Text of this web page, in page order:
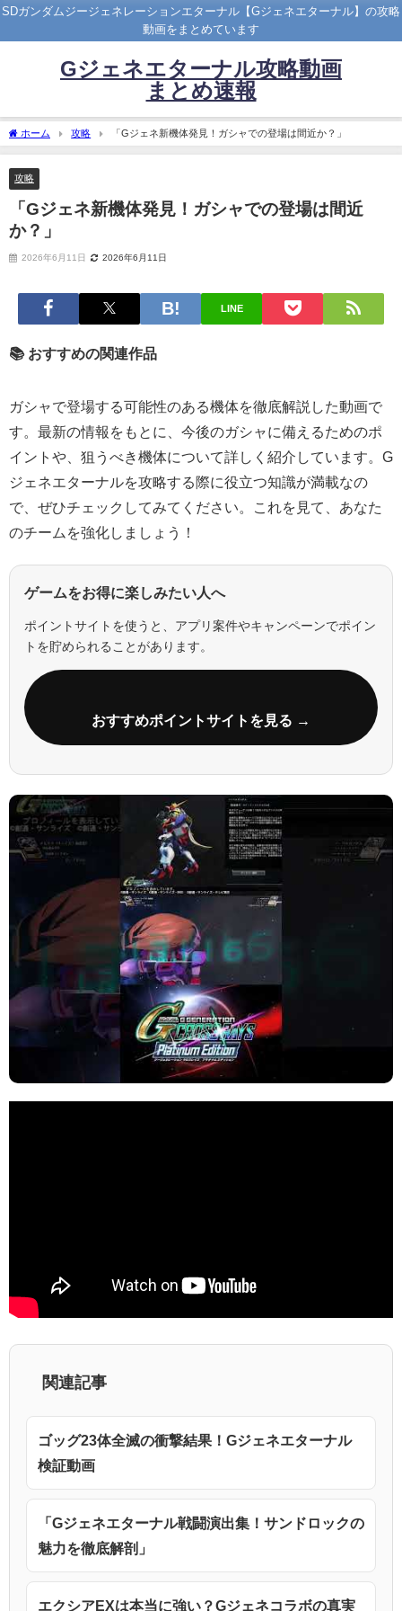
SDガンダムジージェネレーションエターナル【Gジェネエターナル】の攻略
動画をまとめています
Gジェネエターナル攻略動画
まとめ速報
ホーム 攻略 「Gジェネ新機体発見！ガシャでの登場は間近か？」
攻略
「Gジェネ新機体発見！ガシャでの登場は間近
か？」
2026年6月11日 2026年6月11日
LINE
📚 おすすめの関連作品
ガシャで登場する可能性のある機体を徹底解説した動画で
す。最新の情報をもとに、今後のガシャに備えるためのポ
イントや、狙うべき機体について詳しく紹介しています。G
ジェネエターナルを攻略する際に役立つ知識が満載なの
で、ぜひチェックしてみてください。これを見て、あなた
のチームを強化しましょう！
ゲームをお得に楽しみたい人へ
ポイントサイトを使うと、アプリ案件やキャンペーンでポイン
トを貯められることがあります。
おすすめポイントサイトを見る →
関連記事
ゴッグ23体全滅の衝撃結果！Gジェネエターナル
検証動画
「Gジェネエターナル戦闘演出集！サンドロックの
魅力を徹底解剖」
エクシアEXは本当に強い？Gジェネコラボの真実